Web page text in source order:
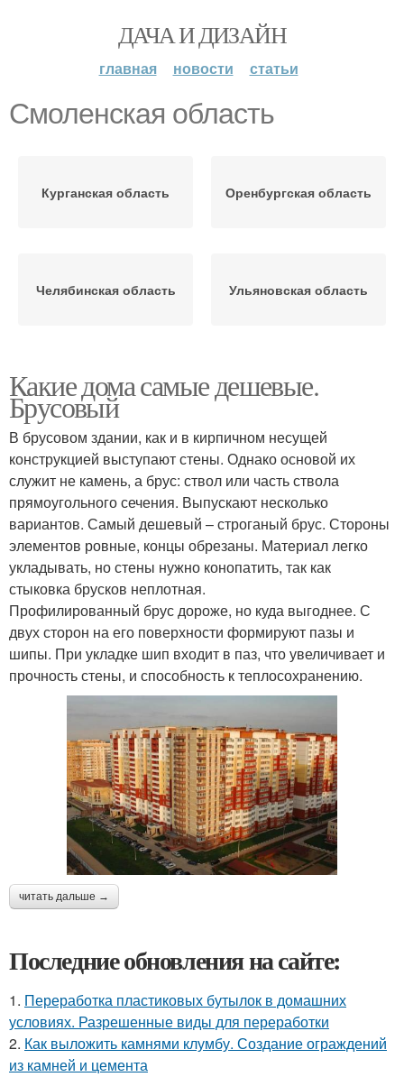
ДАЧА И ДИЗАЙН
главная новости статьи
Смоленская область
Курганская область Оренбургская область
Челябинская область Ульяновская область
Какие дома самые дешевые.
Брусовый
В брусовом здании, как и в кирпичном несущей
конструкцией выступают стены. Однако основой их
служит не камень, а брус: ствол или часть ствола
прямоугольного сечения. Выпускают несколько
вариантов. Самый дешевый – строганый брус. Стороны
элементов ровные, концы обрезаны. Материал легко
укладывать, но стены нужно конопатить, так как
стыковка брусков неплотная.
Профилированный брус дороже, но куда выгоднее. С
двух сторон на его поверхности формируют пазы и
шипы. При укладке шип входит в паз, что увеличивает и
прочность стены, и способность к теплосохранению.
читать дальше →
Последние обновления на сайте:
1. Переработка пластиковых бутылок в домашних
условиях. Разрешенные виды для переработки
2. Как выложить камнями клумбу. Создание ограждений
из камней и цемента